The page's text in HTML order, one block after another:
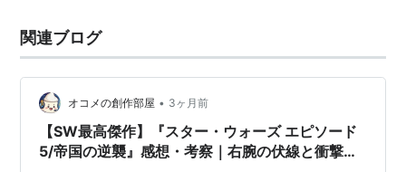
リケーションを搭載したコミュニティーサイトです。脳
科学に基づいて開発されたラーニング・エンジンが、あ
なたの学習パフォーマンスをすべてトラッキング。 最
適な学習プランを自動的に提供するという画期的、かつ
効果的な方法で、英語を学習していきます。
関連ブログ
オコメの創作部屋 • 3ヶ月前
【SW最高傑作】『スター・ウォーズ エピソード
5/帝国の逆襲』感想・考察｜右腕の伏線と衝撃の